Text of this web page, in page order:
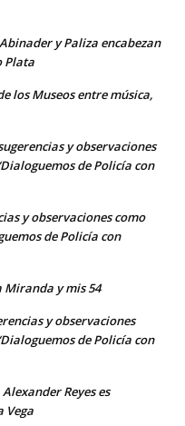
Abinader y Paliza encabezan
Plata
los Museos entre música,
y observaciones
de Policía con
y observaciones como
de Policía con
Miranda y mis 54
y observaciones
de Policía con
Alexander Reyes es
Vega